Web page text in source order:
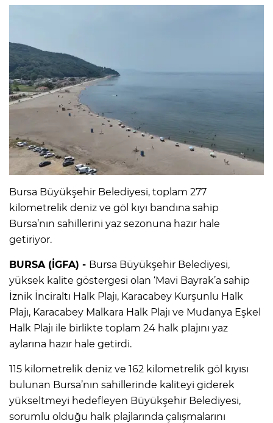
Bursa Büyükşehir Belediyesi, toplam 277
kilometrelik deniz ve göl kıyı bandına sahip
Bursa’nın sahillerini yaz sezonuna hazır hale
getiriyor.
BURSA (İGFA) - Bursa Büyükşehir Belediyesi,
yüksek kalite göstergesi olan ‘Mavi Bayrak’a sahip
İznik İnciraltı Halk Plajı, Karacabey Kurşunlu Halk
Plajı, Karacabey Malkara Halk Plajı ve Mudanya Eşkel
Halk Plajı ile birlikte toplam 24 halk plajını yaz
aylarına hazır hale getirdi.
115 kilometrelik deniz ve 162 kilometrelik göl kıyısı
bulunan Bursa’nın sahillerinde kaliteyi giderek
yükseltmeyi hedefleyen Büyükşehir Belediyesi,
sorumlu olduğu halk plajlarında çalışmalarını